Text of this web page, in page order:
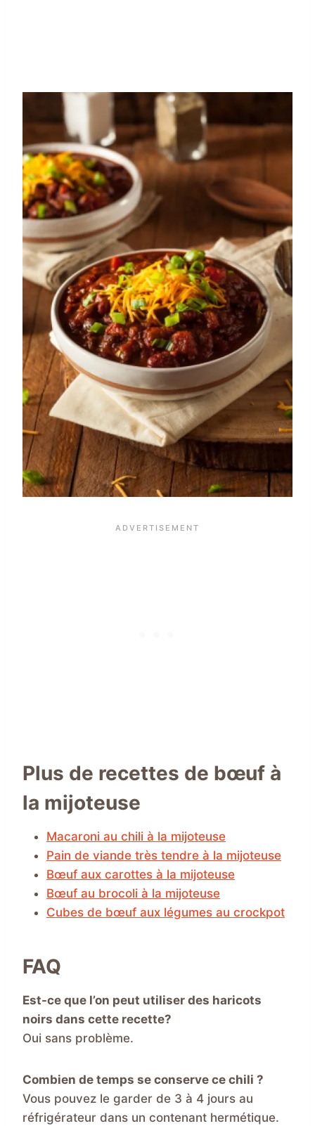
Plus de recettes de bœuf à
la mijoteuse
Macaroni au chili à la mijoteuse
Pain de viande très tendre à la mijoteuse
Bœuf aux carottes à la mijoteuse
Bœuf au brocoli à la mijoteuse
Cubes de bœuf aux légumes au crockpot
FAQ
Est-ce que l’on peut utiliser des haricots
noirs dans cette recette?
Oui sans problème.
Combien de temps se conserve ce chili ?
Vous pouvez le garder de 3 à 4 jours au
réfrigérateur dans un contenant hermétique.